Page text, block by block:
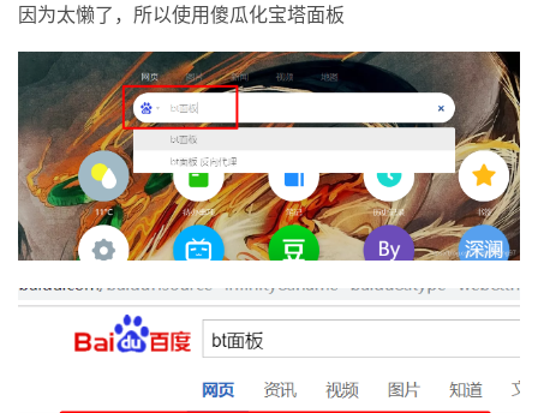
因为太懒了，所以使用傻瓜化宝塔面板